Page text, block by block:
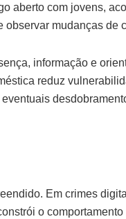
aberto com jovens,
mudanças de
informação e
reduz
Em crimes
o